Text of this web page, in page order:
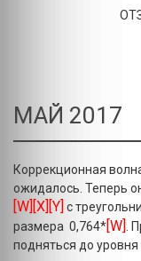
МАЙ 2017
Коррекционная
ожидалось. Теперь
[W][X][Y] с
размера 0,764*[W] .
подняться до уровня